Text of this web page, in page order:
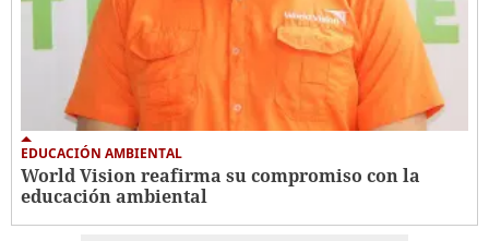
EDUCACIÓN AMBIENTAL
World Vision reafirma su compromiso con la
educación ambiental